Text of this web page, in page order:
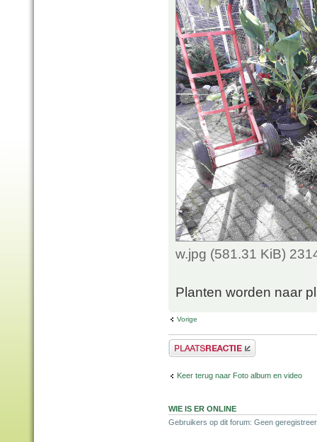
w.jpg (581.31 KiB)
Planten worden naar
Vorige
Plaats een reactie
Keer terug naar Foto album en video
WIE IS ER ONLINE
Gebruikers op dit forum: Geen